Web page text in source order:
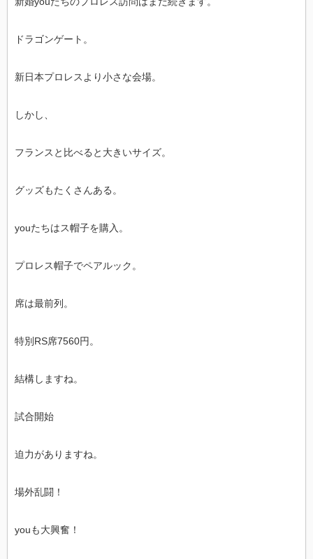
ドラゴンゲート。
新日本プロレスより小さな会場。
しかし、
フランスと比べると大きいサイズ。
グッズもたくさんある。
youたちはス帽子を購入。
プロレス帽子でペアルック。
席は最前列。
特別RS席7560円。
結構しますね。
試合開始
迫力がありますね。
場外乱闘！
youも大興奮！